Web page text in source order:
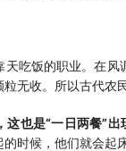
吃饭的职业。在
无收。所以古代
也是“一日两餐”出
时候，他们就会